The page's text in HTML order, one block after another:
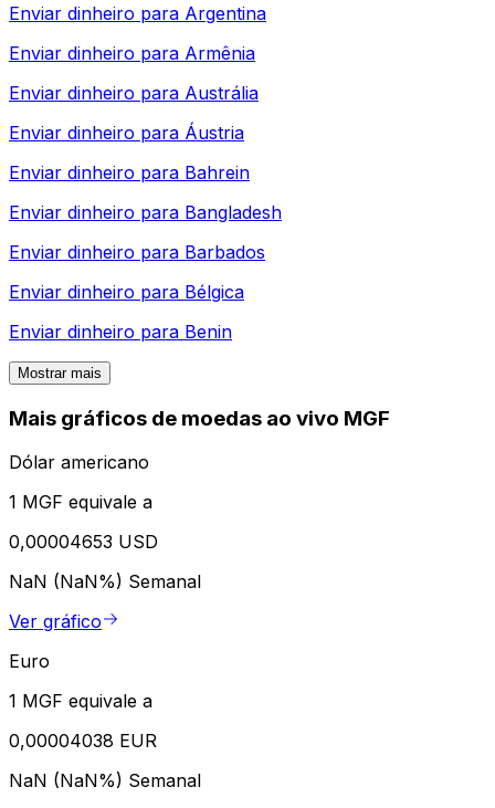
Enviar dinheiro para Argentina
Enviar dinheiro para Armênia
Enviar dinheiro para Austrália
Enviar dinheiro para Áustria
Enviar dinheiro para Bahrein
Enviar dinheiro para Bangladesh
Enviar dinheiro para Barbados
Enviar dinheiro para Bélgica
Enviar dinheiro para Benin
Mostrar mais
Mais gráficos de moedas ao vivo MGF
Dólar americano
1 MGF equivale a
0,00004653 USD
NaN (NaN%) Semanal
Ver gráfico
Euro
1 MGF equivale a
0,00004038 EUR
NaN (NaN%) Semanal